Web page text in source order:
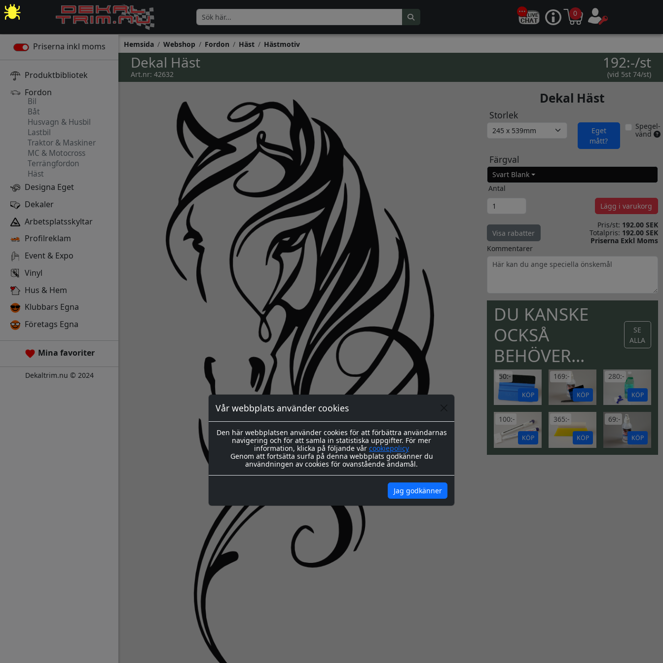
Vår webbplats använder cookies
Den här webbplatsen använder cookies för att förbättra användarnas
navigering och för att samla in statistiska uppgifter. För mer
information, klicka på följande vår cookiepolicy
Genom att fortsätta surfa på denna webbplats godkänner du
användningen av cookies för ovanstående ändamål.
Jag godkänner
0
Priserna inkl moms
Produktbibliotek
Fordon
Bil
Båt
Husvagn & Husbil
Lastbil
Traktor & Maskiner
MC & Motocross
Terrängfordon
Häst
Designa Eget
Dekaler
Arbetsplatsskyltar
Profilreklam
Event & Expo
Vinyl
Hus & Hem
Klubbars Egna
Företags Egna
Mina favoriter
Dekaltrim.nu © 2024
Hemsida Webshop Fordon Häst Hästmotiv
Dekal Häst
Art.nr: 42632
192:-/st
(vid 5st 74/st)
Dekal Häst
Storlek
Eget
mått?
Spegel-
vänd
Färgval
Svart Blank
Antal
Lägg i varukorg
Visa rabatter
Pris/st: 192.00 SEK
Totalpris: 192.00 SEK
Priserna Exkl Moms
Kommentarer
DU KANSKE
OCKSÅ
BEHÖVER...
SE
ALLA
50:-
KÖP
169:-
KÖP
280:-
KÖP
100:-
KÖP
365:-
KÖP
69:-
KÖP